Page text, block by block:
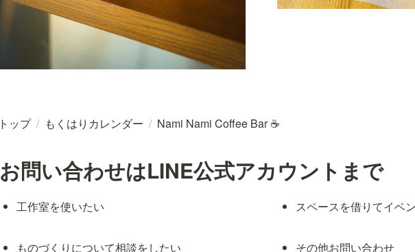
トップ / もくはりカレンダー / Nami Nami Coffee Bar ☕
お問い合わせはLINE公式アカウントまで
工作室を使いたい スペースを借りてイベ
ものづくりについて相談をしたい その他お問い合わせ